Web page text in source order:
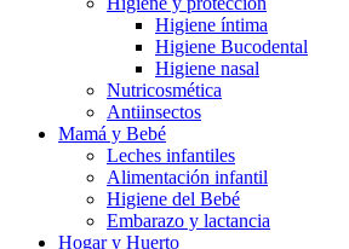
Higiene íntima
Higiene Bucodental
Higiene nasal
Nutricosmética
Antiinsectos
Mamá y Bebé
Leches infantiles
Alimentación infantil
Higiene del Bebé
Embarazo y lactancia
Hogar y Huerto